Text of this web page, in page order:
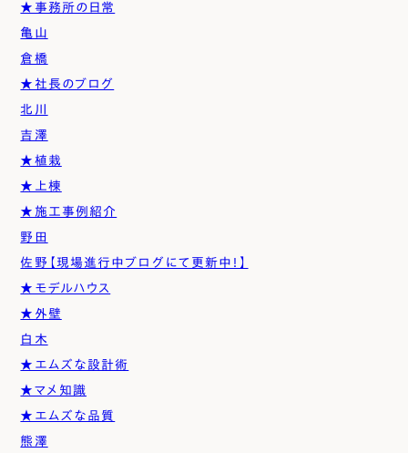
★事務所の日常
亀山
倉橋
★社長のブログ
北川
吉澤
★植栽
★上棟
★施工事例紹介
野田
佐野【現場進行中ブログにて更新中！】
★モデルハウス
★外壁
白木
★エムズな設計術
★マメ知識
★エムズな品質
熊澤